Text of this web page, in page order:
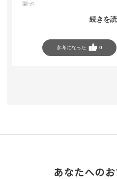
麗で
テンションが上がります。続きを
参考になった 0
あなたへの